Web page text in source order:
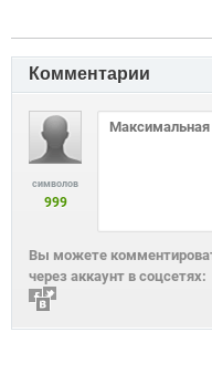
Комментарии
символов
999
Вы можете
через аккаунт в соцсетях: